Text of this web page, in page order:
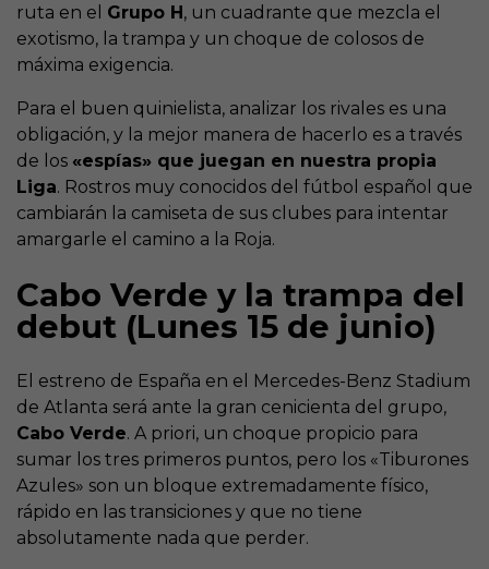
ruta en el Grupo H, un cuadrante que mezcla el
exotismo, la trampa y un choque de colosos de
máxima exigencia.
Para el buen quinielista, analizar los rivales es una
obligación, y la mejor manera de hacerlo es a través
de los «espías» que juegan en nuestra propia
Liga. Rostros muy conocidos del fútbol español que
cambiarán la camiseta de sus clubes para intentar
amargarle el camino a la Roja.
Cabo Verde y la trampa del
debut (Lunes 15 de junio)
El estreno de España en el Mercedes-Benz Stadium
de Atlanta será ante la gran cenicienta del grupo,
Cabo Verde. A priori, un choque propicio para
sumar los tres primeros puntos, pero los «Tiburones
Azules» son un bloque extremadamente físico,
rápido en las transiciones y que no tiene
absolutamente nada que perder.